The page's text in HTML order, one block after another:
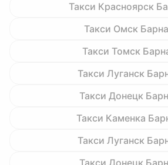
Такси Красноярск
Такси Омск
Такси Томск
Такси Луганск
Такси Донецк
Такси Каменка
Такси Луганск
Такси Донецк